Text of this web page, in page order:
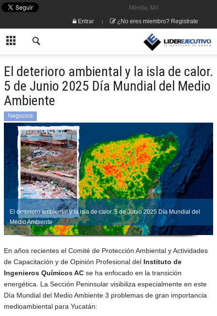
Mérida, MX
Entrar
¿No eres miembro? Registrate
El deterioro ambiental y la isla de calor.
5 de Junio 2025 Día Mundial del Medio
Ambiente
Negocios
El deterioro ambiental y la isla de calor. 5 de Junio 2025 Día Mundial del
Medio Ambiente
En años recientes el Comité de Protección Ambiental y Actividades
de Capacitación y de Opinión Profesional del Instituto de
Ingenieros Químicos AC se ha enfocado en la transición
energética. La Sección Peninsular visibiliza especialmente en este
Día Mundial del Medio Ambiente 3 problemas de gran importancia
medioambiental para Yucatán: